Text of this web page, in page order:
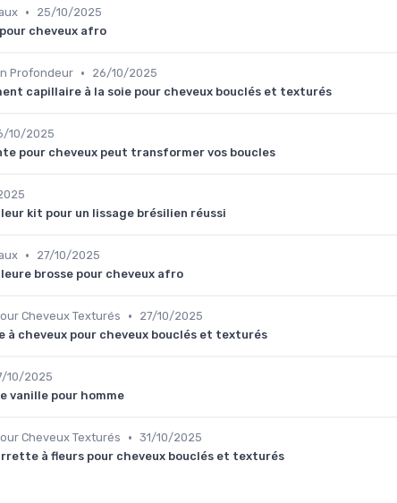
•
25/10/2025
cheveux afro
Profondeur •
26/10/2025
capillaire à la soie pour cheveux bouclés et texturés
10/2025
pour cheveux peut transformer vos boucles
kit pour un lissage brésilien réussi
•
27/10/2025
brosse pour cheveux afro
Cheveux Texturés •
27/10/2025
à cheveux pour cheveux bouclés et texturés
10/2025
vanille pour homme
Cheveux Texturés • 31/10/2025
à fleurs pour cheveux bouclés et texturés